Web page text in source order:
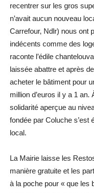
recentrer sur les gros
n’avait aucun nouveau
Carrefour, Ndlr) nous ont
indécents comme des
raconte l’édile
laissée abattre et après
acheter le bâtiment pour
million d’euros il y a 1
solidarité aperçue au
fondée par Coluche s’est
local.
La Mairie laisse les
manière gratuite et les
à la poche pour « que les